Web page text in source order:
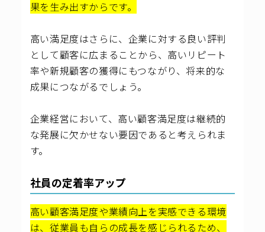
果を生み出すからです。
高い満足度はさらに、企業に対する良い評判
として顧客に広まることから、高いリピート
率や新規顧客の獲得にもつながり、将来的な
成果につながるでしょう。
企業経営において、高い顧客満足度は継続的
な発展に欠かせない要因であると考えられま
す。
社員の定着率アップ
高い顧客満足度や業績向上を実感できる環境
は、従業員も自らの成長を感じられるため、